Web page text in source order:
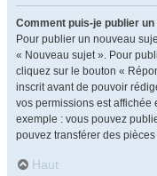
Comment puis-je publier
Pour publier un nouveau
« Nouveau sujet ». Pour
cliquez sur le bouton «
inscrit avant de pouvoir
vos permissions est affichée
exemple : vous pouvez
pouvez transférer des
Haut